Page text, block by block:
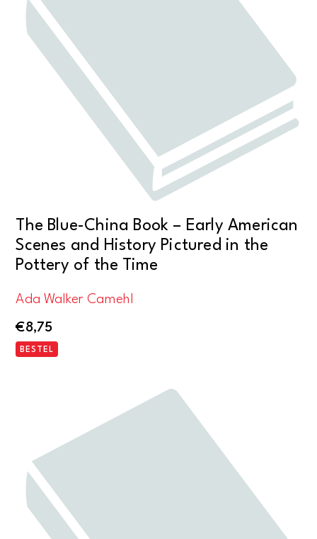
The Blue-China Book – Early American
Scenes and History Pictured in the
Pottery of the Time
Ada Walker Camehl
€8,75
BESTEL